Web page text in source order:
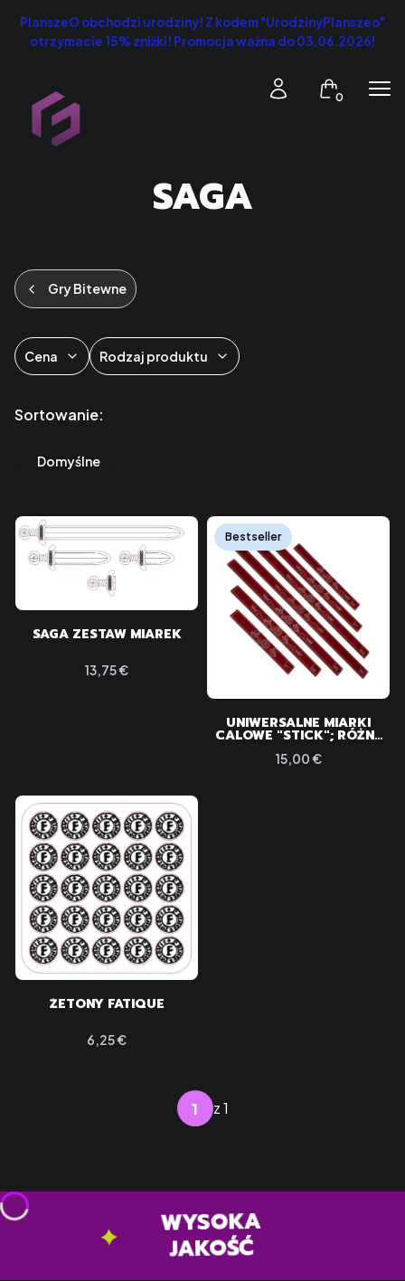
PlanszeO obchodzi urodziny! Z kodem "UrodzinyPlanszeo"
otrzymacie 15% zniżki! Promocja ważna do 03.06.2026!
Zaloguj sięProdukty w
Koszyk
SAGA
Gry Bitewne
Cena Rodzaj produktu
Lista produktów
Sortowanie:
Domyślne
SAGA ZESTAW MIAREK
Cena
13,75 €
Bestseller
UNIWERSALNE MIARKI
CALOWE "STICK"; RÓŻNE
DŁUGOŚCI
Cena
15,00 €
ŻETONY FATIQUE
Cena
6,25 €
z 1
WYSOKA
JAKOŚĆ